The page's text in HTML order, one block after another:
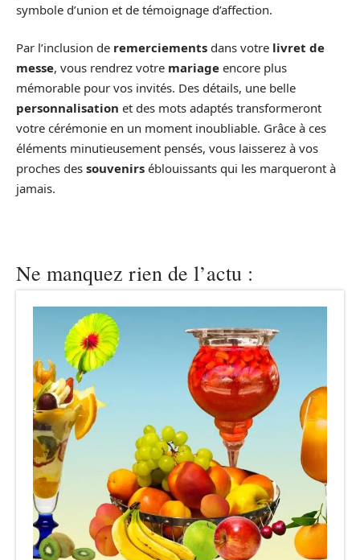
symbole d’union et de témoignage d’affection.
Par l’inclusion de remerciements dans votre livret de
messe, vous rendrez votre mariage encore plus
mémorable pour vos invités. Des détails, une belle
personnalisation et des mots adaptés transformeront
votre cérémonie en un moment inoubliable. Grâce à ces
éléments minutieusement pensés, vous laisserez à vos
proches des souvenirs éblouissants qui les marqueront à
jamais.
Ne manquez rien de l’actu :